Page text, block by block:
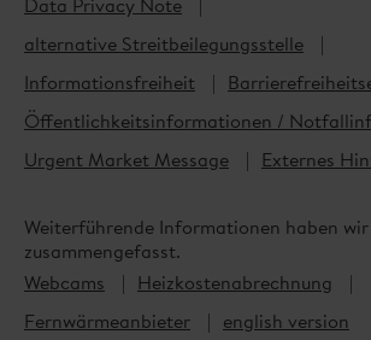
Geschäftskunden
Strom
Erdgas
Fernwärme
E-Mobilität
Glasfaser
Energieberatung
Data Privacy Note
alternative Streitbeilegungsstelle
Informationsfreiheit
Öffentlichkeitsinformationen /
Urgent Market Message
Externes
Weiterführende Informationen haben
zusammengefasst.
Webcams
Heizkostenabrechnung
Fernwärmeanbieter
english version